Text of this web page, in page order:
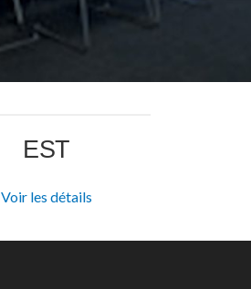
EST
Voir les détails